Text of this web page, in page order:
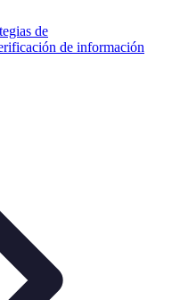
de
de información